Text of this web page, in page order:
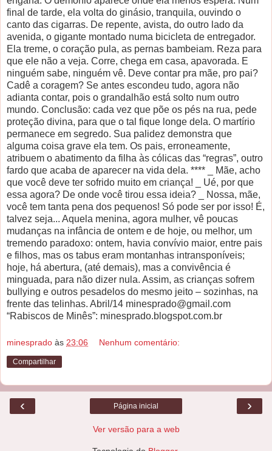
final de tarde, ela volta do ginásio, tranquila, ouvindo o
canto das cigarras. De repente, avista, do outro lado da
avenida, o gigante montado numa bicicleta de entregador.
Ela treme, o coração pula, as pernas bambeiam. Reza para
que ele não a veja. Corre, chega em casa, apavorada. E
ninguém sabe, ninguém vê. Deve contar pra mãe, pro pai?
Cadê a coragem? Se antes escondeu tudo, agora não
adianta contar, pois o grandalhão está solto num outro
mundo. Conclusão: cada vez que põe os pés na rua, pede
proteção divina, para que o tal fique longe dela. O martírio
permanece em segredo. Sua palidez demonstra que
alguma coisa grave ela tem. Os pais, erroneamente,
atribuem o abatimento da filha às cólicas das “regras”, outro
fardo que acaba de aparecer na vida dela. **** _ Mãe, acho
que você deve ter sofrido muito em criança! _ Ué, por que
essa agora? De onde você tirou essa ideia? _ Nossa, mãe,
você tem tanta pena dos pequenos! Só pode ser por isso! É,
talvez seja... Aquela menina, agora mulher, vê poucas
mudanças na infância de ontem e de hoje, ou melhor, um
tremendo paradoxo: ontem, havia convívio maior, entre pais
e filhos, mas os tabus eram montanhas intransponíveis;
hoje, há abertura, (até demais), mas a convivência é
minguada, para não dizer nula. Assim, as crianças sofrem
bullying e outros pesadelos do mesmo jeito – sozinhas, na
frente das telinhas. Abril/14 minesprado@gmail.com
“Rabiscos de Minês”: minesprado.blogspot.com.br
minesprado às 23:06 Nenhum comentário:
Compartilhar
‹ ›
Página inicial
Ver versão para a web